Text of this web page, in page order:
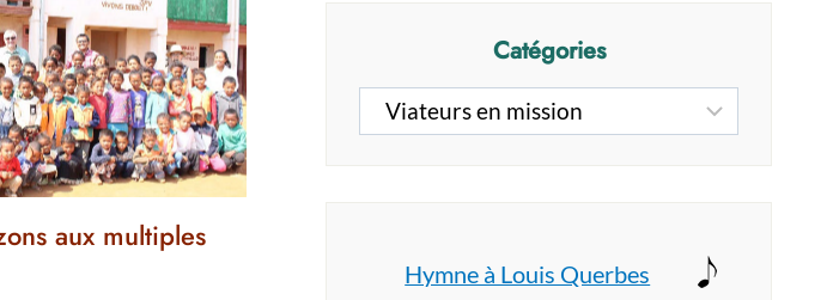
aux multiples
Catégories
Catégories
Hymne à Louis Querbes